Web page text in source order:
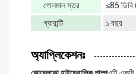
গোলমাল স্তর
≤85
গ্যারান্টি
১ বছর
অ্যাপ্লিকেশনঃ